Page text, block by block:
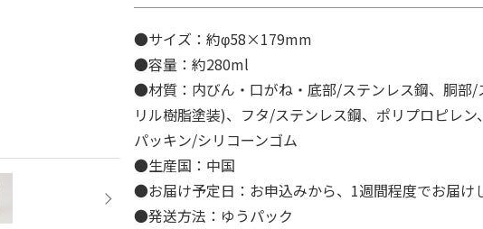
●サイズ：約φ58×179mm
●容量：約280ml
●材質：内びん・口がね・底部/ステンレス鋼、胴部/
リル樹脂塗装)、フタ/ステンレス鋼、ポリプロピレン
パッキン/シリコーンゴム
●生産国：中国
●お届け予定日：お申込みから、1週間程度でお届け
●発送方法：ゆうパック